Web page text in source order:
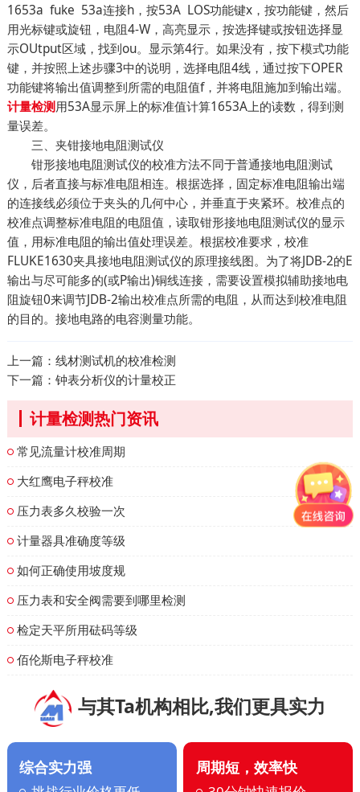
1653a fuke 53a连接h，按53A LOS功能键x，按功能键，然后
用光标键或旋钮，电阻4-W，高亮显示，按选择键或按钮选择显
示OUtput区域，找到ou。显示第4行。如果没有，按下模式功能
键，并按照上述步骤3中的说明，选择电阻4线，通过按下OPER
功能键将输出值调整到所需的电阻值f，并将电阻施加到输出端。
计量检测用53A显示屏上的标准值计算1653A上的读数，得到测
量误差。
三、夹钳接地电阻测试仪
钳形接地电阻测试仪的校准方法不同于普通接地电阻测试
仪，后者直接与标准电阻相连。根据选择，固定标准电阻输出端
的连接线必须位于夹头的几何中心，并垂直于夹紧环。校准点的
校准点调整标准电阻的电阻值，读取钳形接地电阻测试仪的显示
值，用标准电阻的输出值处理误差。根据校准要求，校准
FLUKE1630夹具接地电阻测试仪的原理接线图。为了将JDB-2的E
输出与尽可能多的(或P输出)铜线连接，需要设置模拟辅助接地电
阻旋钮0来调节JDB-2输出校准点所需的电阻，从而达到校准电阻
的目的。接地电路的电容测量功能。
上一篇： 线材测试机的校准检测
下一篇： 钟表分析仪的计量校正
计量检测热门资讯
常见流量计校准周期
大红鹰电子秤校准
压力表多久校验一次
计量器具准确度等级
如何正确使用坡度规
压力表和安全阀需要到哪里检测
检定天平所用砝码等级
佰伦斯电子秤校准
与其Ta机构相比,我们更具实力
综合实力强 周期短，效率快